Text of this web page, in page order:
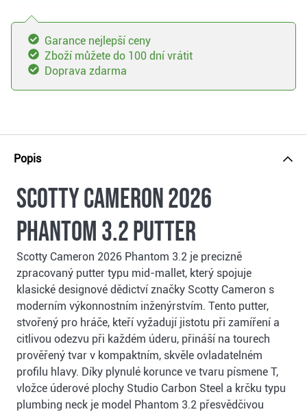
Garance nejlepší ceny
Zboží můžete do 100 dní vrátit
Doprava zdarma
Popis
Scotty Cameron 2026
Phantom 3.2 putter
Scotty Cameron 2026 Phantom 3.2 je precizně
zpracovaný putter typu mid-mallet, který spojuje
klasické designové dědictví značky Scotty Cameron s
moderním výkonnostním inženýrstvím. Tento putter,
stvořený pro hráče, kteří vyžadují jistotu při zamíření a
citlivou odezvu při každém úderu, přináší na tourech
prověřený tvar v kompaktním, skvěle ovladatelném
profilu hlavy. Díky plynulé korunce ve tvaru písmene T,
vložce úderové plochy Studio Carbon Steel a krčku typu
plumbing neck je model Phantom 3.2 přesvědčivou